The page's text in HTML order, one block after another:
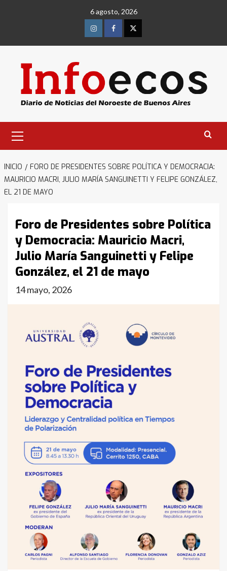
6 agosto, 2026
InstagramFacebookTwitter
primario
INICIO
FORO DE PRESIDENTES SOBRE POLÍTICA Y DEMOCRACIA:
MAURICIO MACRI, JULIO MARÍA SANGUINETTI Y FELIPE GONZÁLEZ,
EL 21 DE MAYO
Foro de Presidentes sobre Política
y Democracia: Mauricio Macri,
Julio María Sanguinetti y Felipe
González, el 21 de mayo
14 mayo, 2026